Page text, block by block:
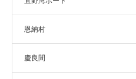
恩納村
慶良間